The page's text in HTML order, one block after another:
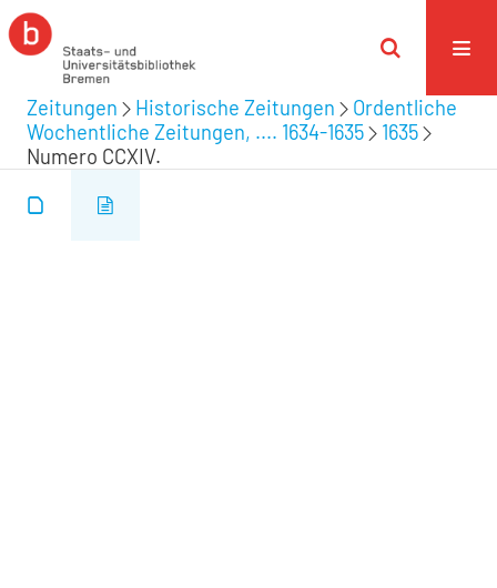
Zeitungen Historische Zeitungen
Ordentliche
Wochentliche Zeitungen, .... 1634-1635
1635
Numero CCXIV.